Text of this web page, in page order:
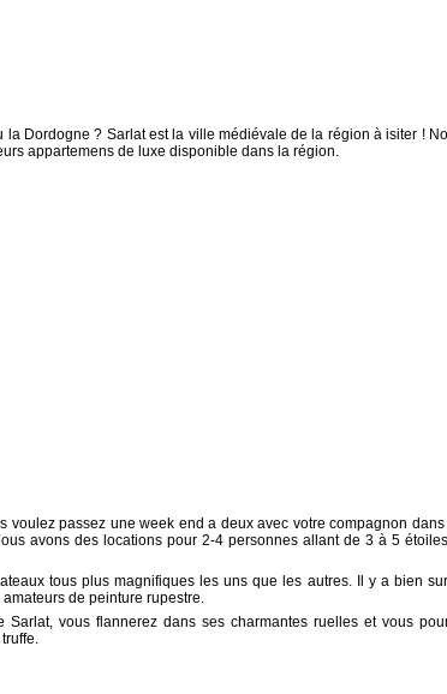
Dordogne ? Sarlat est la ville médiévale de la région à isiter !
appartemens de luxe disponible dans la région.
voulez passez une week end a deux avec votre compagnon dans
avons des locations pour 2-4 personnes allant de 3 à 5
tous plus magnifiques les uns que les autres. Il y a bien
de peinture rupestre.
vous flannerez dans ses charmantes ruelles et vous